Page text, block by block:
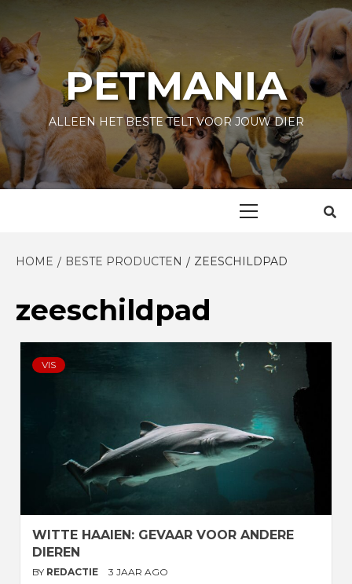
content
PETMANIA
ALLEEN HET BESTE TELT VOOR JOUW DIER
HOME BESTE PRODUCTEN ZEESCHILDPAD
zeeschildpad
VIS
WITTE HAAIEN: GEVAAR VOOR ANDERE
DIEREN
BY REDACTIE 3 JAAR AGO